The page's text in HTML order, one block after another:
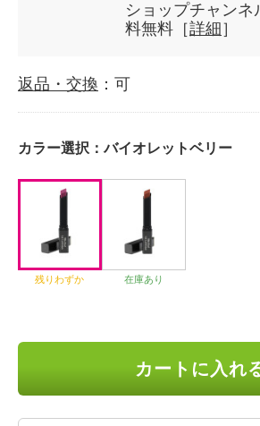
ショップチャンネ
料無料［詳細 ］
返品・交換 ：可
カラー選択：バイオレットベリー
残りわずか 在庫あり
カートに入れ